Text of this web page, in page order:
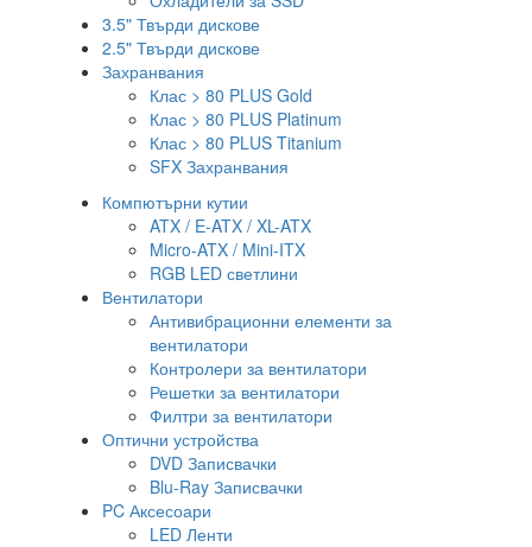
3.5" Твърди дискове
2.5" Твърди дискове
Захранвания
Клас > 80 PLUS Gold
Клас > 80 PLUS Platinum
Клас > 80 PLUS Titanium
SFX Захранвания
Компютърни кутии
ATX / E-ATX / XL-ATX
Micro-ATX / Mini-ITX
RGB LED светлини
Вентилатори
Антивибрационни елементи за
вентилатори
Контролери за вентилатори
Решетки за вентилатори
Филтри за вентилатори
Оптични устройства
DVD Записвачки
Blu-Ray Записвачки
PC Аксесоари
LED Ленти